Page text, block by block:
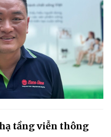
tầng viễn thông